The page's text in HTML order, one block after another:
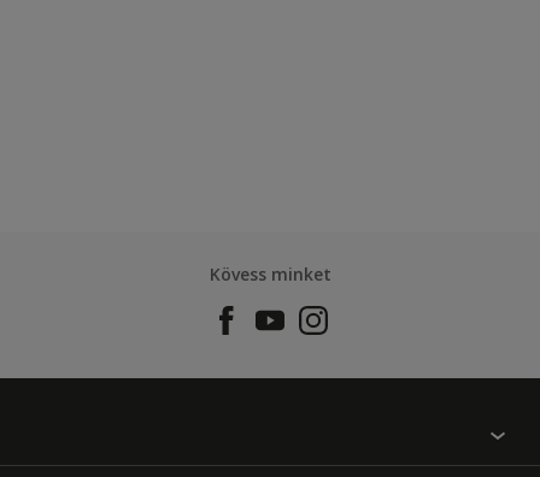
Kövess minket